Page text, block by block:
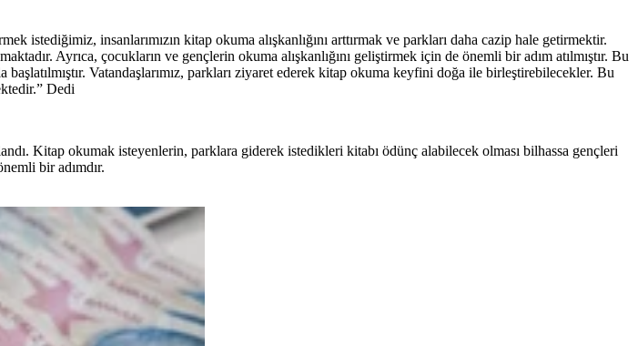
insanlarımızın kitap okuma alışkanlığını arttırmak ve parkları daha cazip hale getirmektir.
Ayrıca, çocukların ve gençlerin okuma alışkanlığını geliştirmek için de önemli bir adım atılmıştır. Bu
Vatandaşlarımız, parkları ziyaret ederek kitap okuma keyfini doğa ile birleştirebilecekler. Bu
Dedi
Kitap okumak isteyenlerin, parklara giderek istedikleri kitabı ödünç alabilecek olması bilhassa gençleri
bir adımdır.